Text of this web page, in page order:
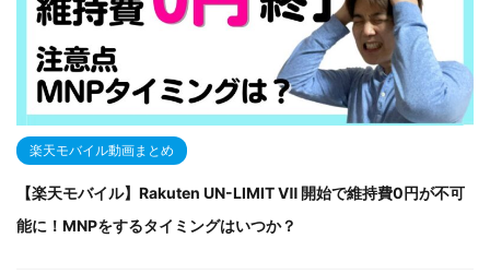
楽天モバイル動画まとめ
【楽天モバイル】Rakuten UN-LIMIT Ⅶ 開始で維持費0円が不可
能に！MNPをするタイミングはいつか？